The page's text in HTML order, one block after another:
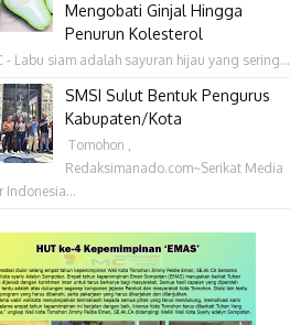
Mengobati Ginjal Hingga
Penurun Kolesterol
- Labu siam adalah sayuran hijau yang sering...
SMSI Sulut Bentuk Pengurus
Kabupaten/Kota
‎ Tomohon ,
Redaksimanado.com~Serikat Media
Indonesia...